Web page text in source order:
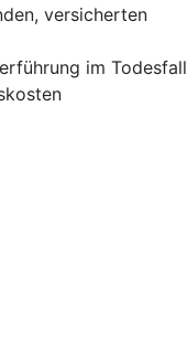
versicherten
im Todesfall